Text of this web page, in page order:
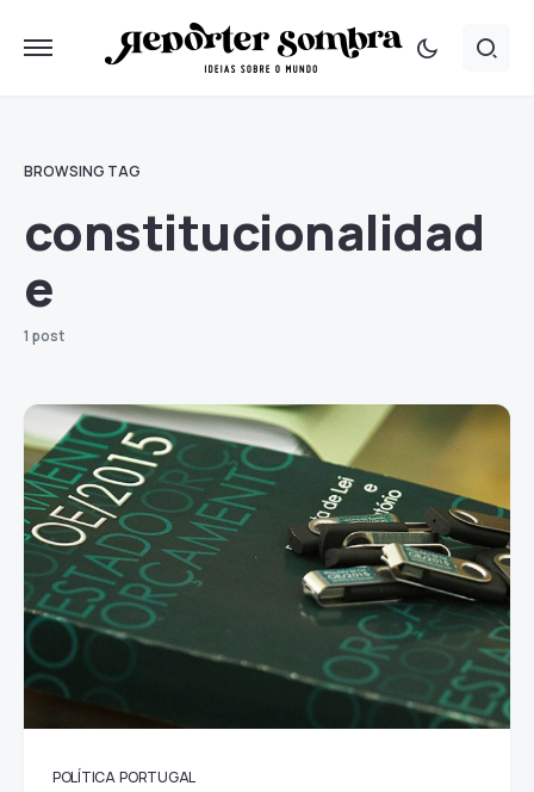
BROWSING TAG
constitucionalidad
e
1 post
POLÍTICA PORTUGAL